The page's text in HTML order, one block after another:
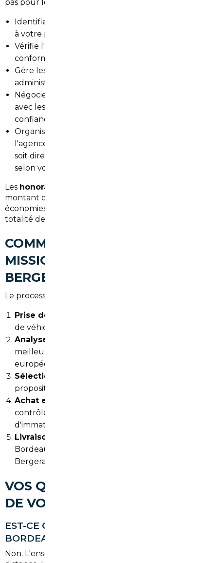
pas pour le vendeur. Concrètement, il :
Identifie les véhicules correspondant exactement
à votre profil et votre budget
Vérifie l'historique, l'état technique et la
conformité du véhicule avant tout engagement
Gère les démarches douanières, fiscales et
administratives liées à l'import
Négocie le prix auprès des fournisseurs européens
avec lesquels il entretient des relations de
confiance
Organise la
l'agence de Bordeaux, la plus proche de Bergerac,
soit directement
selon votre préférence et l'option choisie
Les honoraires démarrent à partir de 1 500 €
montant qui reste largement inférieur aux
économies réalisées sur le prix d'achat dans la quasi-
totalité des dossiers traités.
COMMENT SE DÉROULE UNE
MISSION D'IMPORT DEPUIS
BERGERAC ?
Le processus est simple, encadré et transparent :
Prise de contact
de véhicule, usage, budget, délai)
Analyse et sourcing
meilleures opportunités sur les marchés
européens ciblés
Sélection et validation
propositions, en toute connaissance de cause
Achat et contrôle
contrôle technique et les formalités
d'immatriculation
Livraison
Bordeaux ou livré directement chez vous à
Bergerac ou alentours
VOS QUESTIONS SUR L'IMPORT
DE VOITURE À BERGERAC
EST-CE QUE JE DOIS ME DÉPLACER À
BORDEAUX POUR UTILISER CE SERVICE ?
Non. L'ensemble des échanges peut se faire à